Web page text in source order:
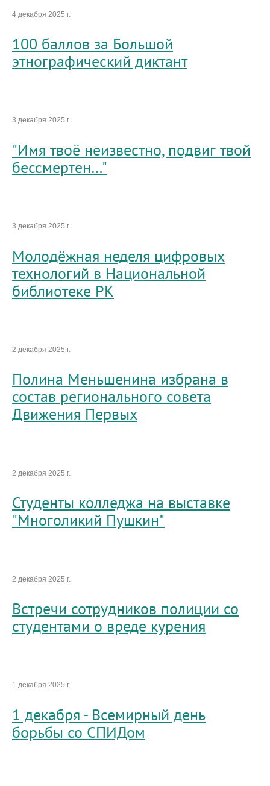
4 декабря 2025 г.
100 баллов за Большой
этнографический диктант
3 декабря 2025 г.
"Имя твоё неизвестно, подвиг твой
бессмертен…"
3 декабря 2025 г.
Молодёжная неделя цифровых
технологий в Национальной
библиотеке РК
2 декабря 2025 г.
Полина Меньшенина избрана в
состав регионального совета
Движения Первых
2 декабря 2025 г.
Студенты колледжа на выставке
"Многоликий Пушкин"
2 декабря 2025 г.
Встречи сотрудников полиции со
студентами о вреде курения
1 декабря 2025 г.
1 декабря - Всемирный день
борьбы со СПИДом